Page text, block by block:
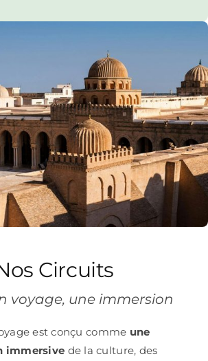
Circuits
voyage, une immersion
est conçu comme une
immersive de la culture, des